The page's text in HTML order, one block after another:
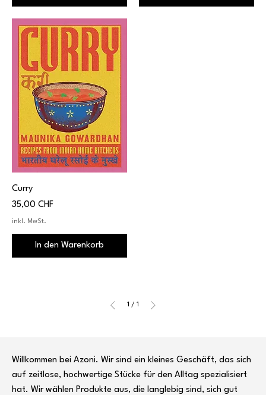
Curry
Preis
35,00 CHF
inkl. MwSt.
In den Warenkorb
1 / 1
Willkommen bei Azoni. Wir sind ein kleines Geschäft, das sich
auf zeitlose, hochwertige Stücke für den Alltag spezialisiert
hat. Wir wählen Produkte aus, die langlebig sind, sich gut